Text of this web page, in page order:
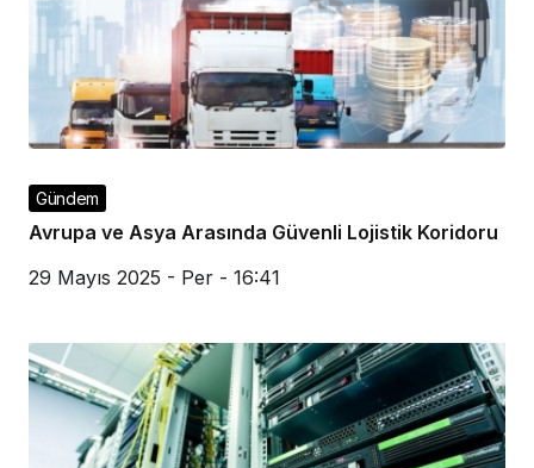
Gündem
Avrupa ve Asya Arasında Güvenli Lojistik Koridoru
29 Mayıs 2025 - Per - 16:41